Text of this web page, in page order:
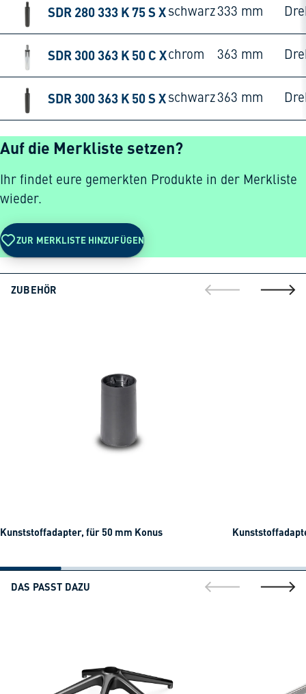
SDR 280 333 K 75 S X schwarz333 mm
SDR 300 363 K 50 C Xchrom 363 mm
SDR 300 363 K 50 S X schwarz363 mm
Auf die Merkliste setzen?
Ihr findet eure gemerkten Produkte in der Merkliste
wieder.
ZUR MERKLISTE HINZUFÜGEN
ZUBEHÖR
gehe zur gehe
Kunststoffadapter, für 50 mm Konus
DAS PASST DAZU
gehe zur gehe